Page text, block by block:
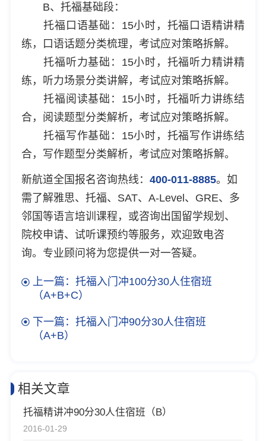
B、托福基础段：
托福口语基础：15小时，托福口语精讲精
练，口语话题分类梳理，考试应对策略拆解。
托福听力基础：15小时，托福听力精讲精
练，听力场景分类讲解，考试应对策略拆解。
托福阅读基础：15小时，托福听力讲练结
合，阅读题型分类解析，考试应对策略拆解。
托福写作基础：15小时，托福写作讲练结
合，写作题型分类解析，考试应对策略拆解。
新航道全国报名咨询热线： 400-011-8885。如
需了解雅思、托福、SAT、A-Level、GRE、多
邻国等语言培训课程，或咨询出国留学规划、
院校申请、试听课预约等服务，欢迎致电咨
询。专业顾问将为您提供一对一答疑。
上一篇：托福入门冲100分30人住宿班
（A+B+C）
下一篇：托福入门冲90分30人住宿班
（A+B）
相关文章
托福精讲冲90分30人住宿班（B）
2016-01-29